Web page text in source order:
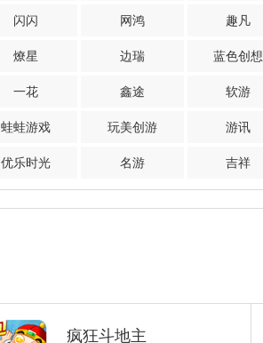
闪闪 网鸿 趣凡
燎星 边瑞 蓝色创想
一花 鑫途 软游
蛙蛙游戏 玩美创游 游讯
优乐时光 名游 吉祥
疯狂斗地主